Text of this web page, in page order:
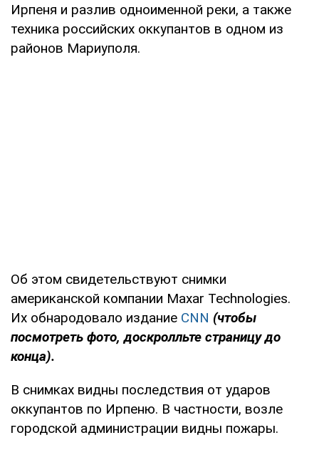
Ирпеня и разлив одноименной реки, а также
техника российских оккупантов в одном из
районов Мариуполя.
Об этом свидетельствуют снимки
американской компании Maxar Technologies.
Их обнародовало издание CNN (чтобы
посмотреть фото, доскролльте страницу до
конца).
В снимках видны последствия от ударов
оккупантов по Ирпеню. В частности, возле
городской администрации видны пожары.